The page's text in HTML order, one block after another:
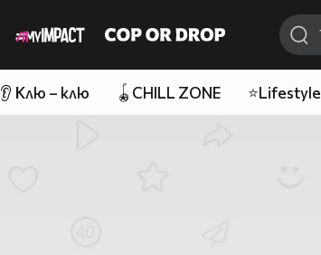
👂 Клю – клю 🪀CHILL ZONE ⭐Lifestyle